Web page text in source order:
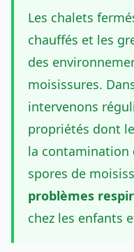
Les chalets
chauffés et les
des
moisissures.
intervenons
propriétés dont
la contamination
spores de
problèmes
chez les enfants